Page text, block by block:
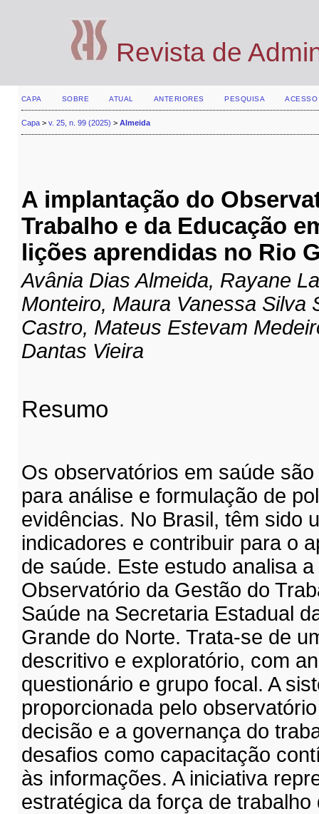
Revista de
CAPA SOBRE ATUAL ANTERIORES PESQUISA ACESSO
Capa> v. 25, n. 99 (2025) > Almeida
A implantação do
Trabalho e da Educação
lições aprendidas no Rio
Avânia Dias Almeida, Rayane
Monteiro, Maura Vanessa Silva
Castro, Mateus Estevam
Dantas Vieira
Resumo
Os observatórios em saúde
para análise e formulação de
evidências. No Brasil, têm sido
indicadores e contribuir para o
de saúde. Este estudo analisa
Observatório da Gestão do
Saúde na Secretaria Estadual
Grande do Norte. Trata-se de
descritivo e exploratório, com
questionário e grupo focal. A
proporcionada pelo
decisão e a governança do
desafios como capacitação
às informações. A iniciativa
estratégica da força de